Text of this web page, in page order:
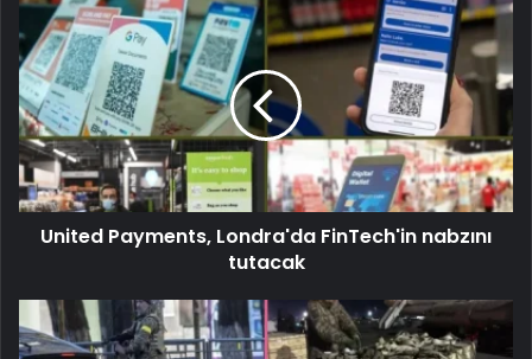
United Payments, Londra'da FinTech'in nabzını
tutacak